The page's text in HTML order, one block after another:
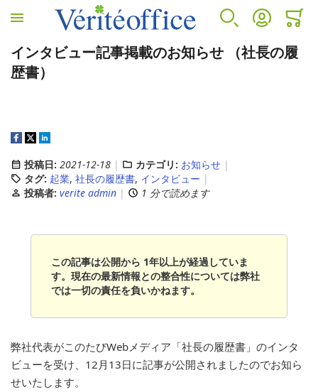
ホームへ
検索
アカウントカート
VÉRITÉ OFFICEについて
プロフィール
カウンセリングサービス
EAP(従業員支援プログラムとは)
EAPサービスコンテンツ
人事労務サービス
アウトソーシング
人事労務セカンドオピニオンサービス
診断サービス
アンガーマネジメント
インタビュー記事掲載のお知らせ （社長の履
歴書）
投稿日: 2021-12-18 カテゴリ: お知らせ
タグ: 起業, 社長の履歴書, インタビュー
投稿者: verite admin 1 分で読めます
この記事は公開から 1年以上が経過していま
す。現在の最新情報との整合性については弊社
では一切の責任を負いかねます。
弊社代表がこのたびWebメディア「社長の履歴書」のインタ
ビューを受け、12月13日に記事が公開されましたのでお知ら
せいたします。